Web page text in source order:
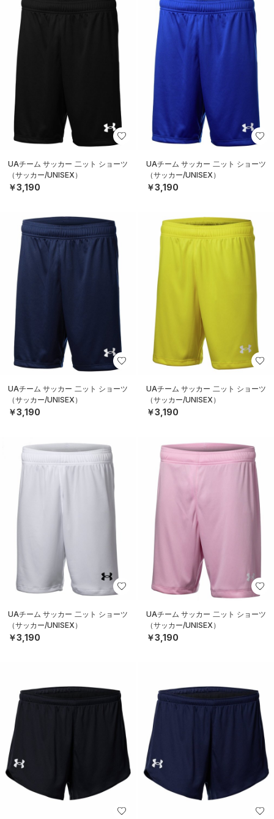
UAチーム サッカー 二ット ショーツ
（サッカー/UNISEX）
￥3,190
UAチーム サッカー 二ット ショーツ
（サッカー/UNISEX）
￥3,190
UAチーム サッカー 二ット ショーツ
（サッカー/UNISEX）
￥3,190
UAチーム サッカー 二ット ショーツ
（サッカー/UNISEX）
￥3,190
UAチーム サッカー 二ット ショーツ
（サッカー/UNISEX）
￥3,190
UAチーム サッカー 二ット ショーツ
（サッカー/UNISEX）
￥3,190